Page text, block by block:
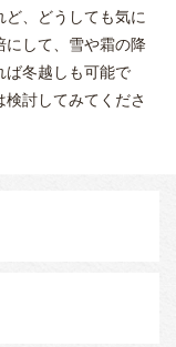
、どうしても気に
して、雪や霜の降
ば冬越しも可能で
討してみてくださ